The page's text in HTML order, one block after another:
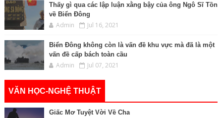
Thấy gì qua các lập luận xằng bậy của ông Ngô Sĩ Tồn
về Biển Đông
Admin Jul 16, 2021
Biển Đông không còn là vấn đề khu vực mà đã là một
vấn đề cấp bách toàn cầu
Admin Jul 07, 2021
VĂN HỌC-NGHỆ THUẬT
Giấc Mơ Tuyệt Vời Về Cha